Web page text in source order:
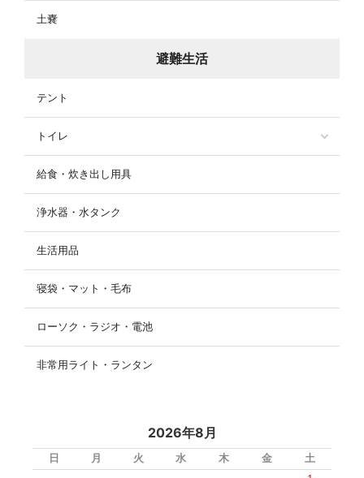
土嚢
避難生活
テント
トイレ
給食・炊き出し用具
浄水器・水タンク
生活用品
寝袋・マット・毛布
ローソク・ラジオ・電池
非常用ライト・ランタン
2026年8月
日 月 火 水 木 金
土